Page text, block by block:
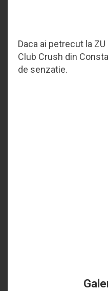
Daca ai petrecut la
Club Crush din
de senzatie.